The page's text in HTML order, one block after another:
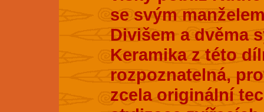
se svým
Divišem a dvěma
Keramika z této
rozpoznatelná,
zcela originální